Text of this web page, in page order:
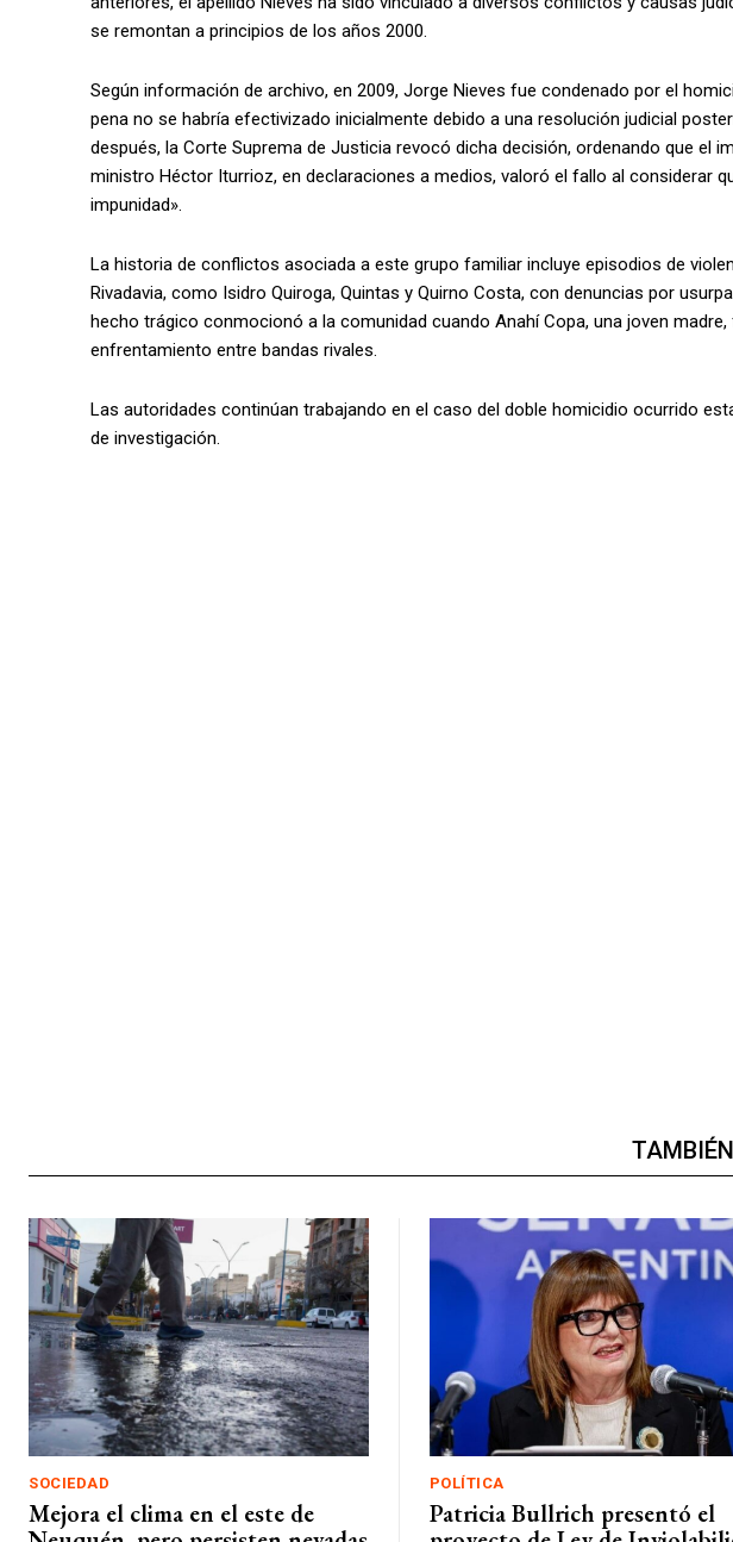
se remontan a principios de los años 2000.
Según información de archivo, en 2009, Jorge Nieves fue condenado por el
pena no se habría efectivizado inicialmente debido a una resolución judicial
después, la Corte Suprema de Justicia revocó dicha decisión, ordenando que el
ministro Héctor Iturrioz, en declaraciones a medios, valoró el fallo al considerar
impunidad».
La historia de conflictos asociada a este grupo familiar incluye episodios de
Rivadavia, como Isidro Quiroga, Quintas y Quirno Costa, con denuncias por
hecho trágico conmocionó a la comunidad cuando Anahí Copa, una joven
enfrentamiento entre bandas rivales.
Las autoridades continúan trabajando en el caso del doble homicidio ocurrido
de investigación.
SOCIEDAD
Mejora el clima en el este de
POLÍTICA
Patricia Bullrich presentó el